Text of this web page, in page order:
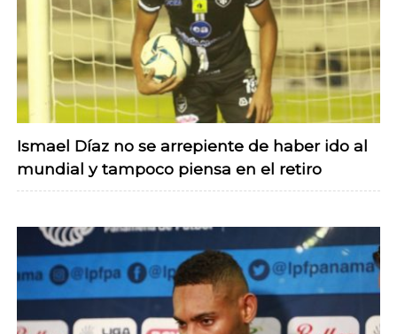
Ismael Díaz no se arrepiente de haber ido al
mundial y tampoco piensa en el retiro